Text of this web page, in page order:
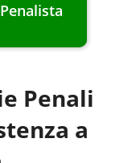
Penali
a